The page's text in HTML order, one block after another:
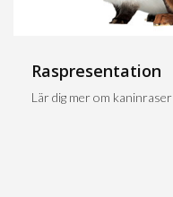
Raspresentation
Lär dig mer om kaninraser